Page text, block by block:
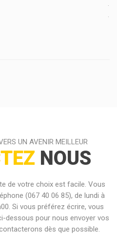
.
.
UN AVENIR MEILLEUR
NOUS
de votre choix est facile. Vous
(067 40 06 85), de lundi à
Si vous préférez écrire, vous
dessous pour nous envoyer vos
dès que possible.